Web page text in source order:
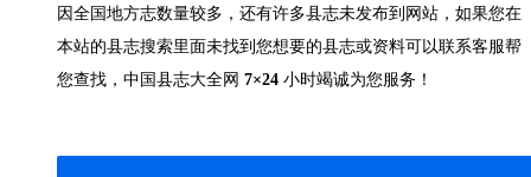
因全国地方志数量较多，还有许多县志未发布到网站，如果您在
本站的县志搜索里面未找到您想要的县志或资料可以联系客服帮
您查找，中国县志大全网 7×24 小时竭诚为您服务！